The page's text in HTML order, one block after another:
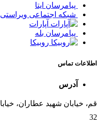
پیامرسان ایتا
شبکه اجتماعی ویراستی
آپارات
پیامرسان بله
روبیکا
اطلاعات تماس
آدرس
32